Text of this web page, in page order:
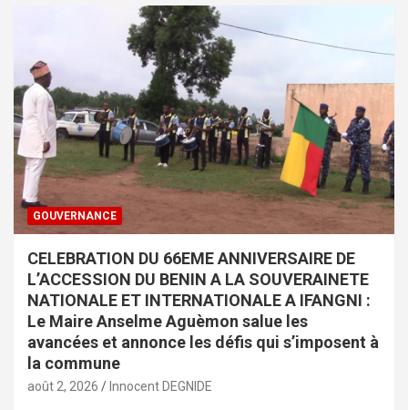
GOUVERNANCE
CELEBRATION DU 66EME ANNIVERSAIRE DE
L’ACCESSION DU BENIN A LA SOUVERAINETE
NATIONALE ET INTERNATIONALE A IFANGNI :
Le Maire Anselme Aguèmon salue les
avancées et annonce les défis qui s’imposent à
la commune
août 2, 2026 Innocent DEGNIDE